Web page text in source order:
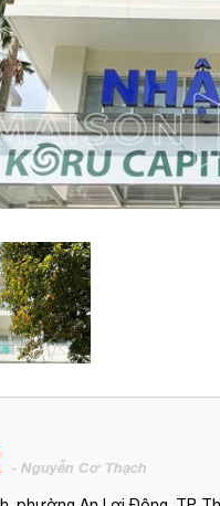
- Nguyễn Cơ Thạch